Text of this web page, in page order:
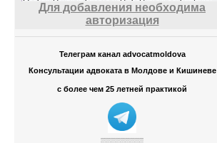
Для добавления необходима
авторизация
Телеграм канал advocatmoldova
Консультации адвоката в Молдове и Кишиневе
с более чем 25 летней практикой